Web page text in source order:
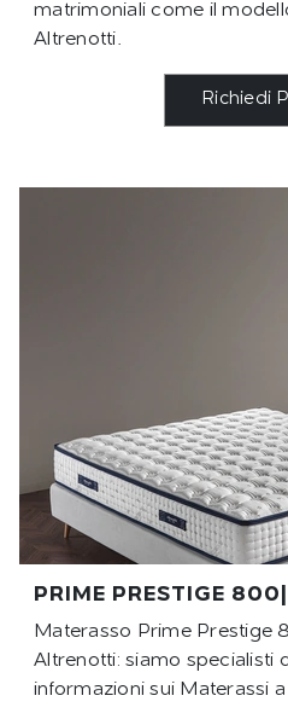
matrimoniali come il
Altrenotti.
Richiedi
PRIME PRESTIGE
Materasso Prime Prestige
Altrenotti: siamo specialisti
informazioni sui Materassi